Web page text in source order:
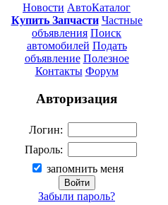
Новости АвтоКаталог
Купить Запчасти Частные
объявления Поиск
автомобилей Подать
объявление Полезное
Контакты Форум
Авторизация
Логин:
Пароль:
запомнить меня
Забыли пароль?